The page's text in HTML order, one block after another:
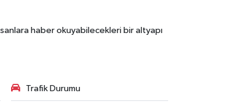
haber okuyabilecekleri bir altyapı
Trafik Durumu